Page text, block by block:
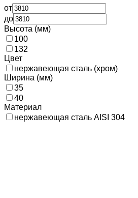
от
до
Высота (мм)
100
132
Цвет
нержавеющая сталь (хром)
Ширина (мм)
35
40
Материал
нержавеющая сталь AISI 304